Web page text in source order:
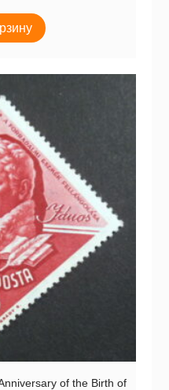
of the Birth of